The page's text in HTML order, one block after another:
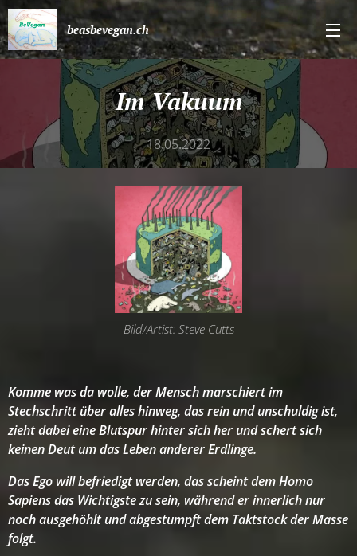
beasbevegan.ch
Im Vakuum
18.05.2022
Bild/Artist: Steve Cutts
Komme was da wolle, der Mensch marschiert im
Stechschritt über alles hinweg, das rein und unschuldig ist,
zieht dabei eine Blutspur hinter sich her und schert sich
keinen Deut um das Leben anderer Erdlinge.
Das Ego will befriedigt werden, das scheint dem Homo
Sapiens das Wichtigste zu sein, während er innerlich nur
noch ausgehöhlt und abgestumpft dem Taktstock der Masse
folgt.